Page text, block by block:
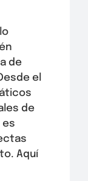
de
el
de
es
Aquí